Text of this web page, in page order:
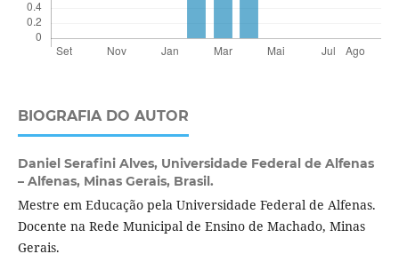
BIOGRAFIA DO AUTOR
Daniel Serafini Alves, Universidade Federal de Alfenas
– Alfenas, Minas Gerais, Brasil.
Mestre em Educação pela Universidade Federal de Alfenas.
Docente na Rede Municipal de Ensino de Machado, Minas
Gerais.